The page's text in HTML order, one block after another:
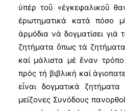
ὑπέρ τοῦ «ἐγκεφαλικοῦ
ἐρωτηματικά κατά πόσο
ἁρμόδια νά δογματίσει γιά
ζητήματα ὅπως τά
καί μάλιστα μέ ἕναν
πρός τή βιβλική καί
εἶναι δογματικά
μείζονες Συνόδους